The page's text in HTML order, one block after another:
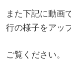
また下記に動画
行の様子をアッ
ご覧ください。